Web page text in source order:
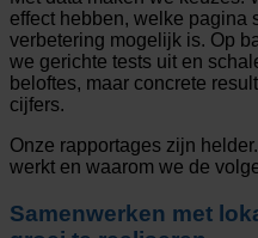
effect hebben, welke pagina
verbetering mogelijk is. Op
we gerichte tests uit en
beloftes, maar concrete
cijfers.
Onze rapportages zijn
werkt en waarom we de
Samenwerken met